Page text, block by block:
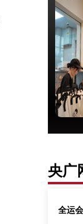
央广
全运